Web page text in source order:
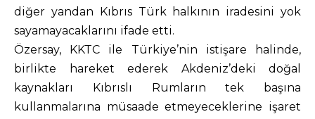
diğer yandan Kıbrıs Türk halkının iradesini yok
sayamayacaklarını ifade etti.
Özersay, KKTC ile Türkiye’nin istişare halinde,
birlikte hareket ederek Akdeniz’deki doğal
kaynakları Kıbrıslı Rumların tek başına
kullanmalarına müsaade etmeyeceklerine işaret